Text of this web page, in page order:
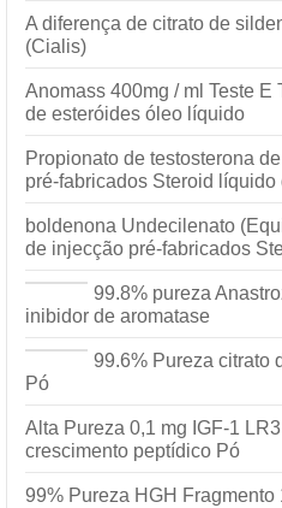
A diferença de citrato de
(Cialis)
Anomass 400mg / ml Teste E
de esteróides óleo líquido
Propionato de testosterona
pré-fabricados Steroid líquido
boldenona Undecilenato
de injecção pré-fabricados
99.8% pureza
inibidor de aromatase
99.6% Pureza citrato
Pó
Alta Pureza 0,1 mg IGF-1
crescimento peptídico Pó
99% Pureza HGH Fragmento